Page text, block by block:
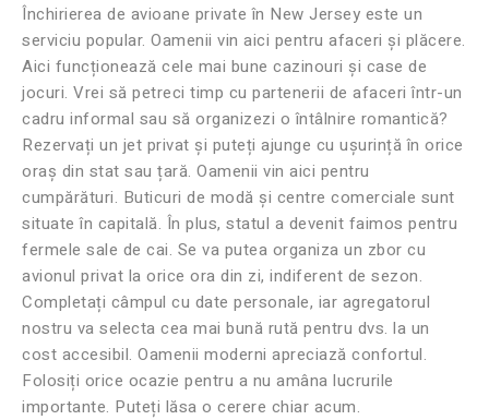
Închirierea de avioane private în New Jersey este un
serviciu popular. Oamenii vin aici pentru afaceri și plăcere.
Aici funcționează cele mai bune cazinouri și case de
jocuri. Vrei să petreci timp cu partenerii de afaceri într-un
cadru informal sau să organizezi o întâlnire romantică?
Rezervați un jet privat și puteți ajunge cu ușurință în orice
oraș din stat sau țară. Oamenii vin aici pentru
cumpărături. Buticuri de modă și centre comerciale sunt
situate în capitală. În plus, statul a devenit faimos pentru
fermele sale de cai. Se va putea organiza un zbor cu
avionul privat la orice ora din zi, indiferent de sezon.
Completați câmpul cu date personale, iar agregatorul
nostru va selecta cea mai bună rută pentru dvs. la un
cost accesibil. Oamenii moderni apreciază confortul.
Folosiți orice ocazie pentru a nu amâna lucrurile
importante. Puteți lăsa o cerere chiar acum.